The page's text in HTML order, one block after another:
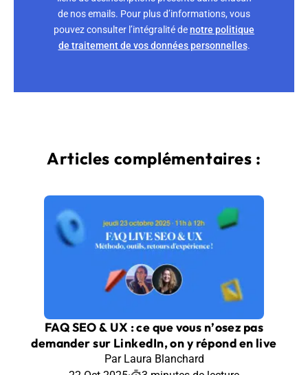
de nos emails. Pour plus d’informations, vous
pouvez consulter l’intégralité denotre politique
de traitement de vos données personnelles.
Articles complémentaires :
FAQ SEO & UX : ce que vous n’osez pas
demander sur LinkedIn, on y répond en live
Par Laura Blanchard